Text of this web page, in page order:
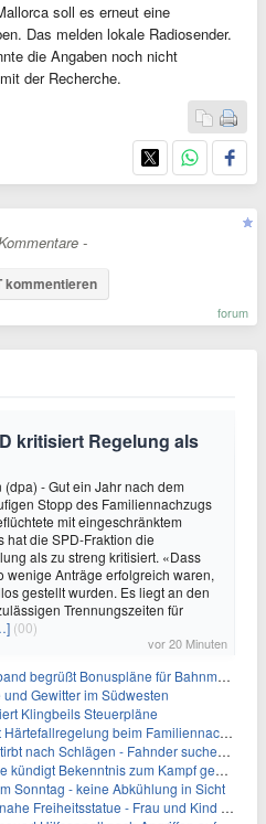
soll es erneut eine
Das melden lokale Radiosender.
die Angaben noch nicht
der Recherche.
-
kommentieren
forum
kritisiert Regelung als
(dpa) - Gut ein Jahr nach dem
Stopp des Familiennachzugs
mit eingeschränktem
hat die SPD-Fraktion die
als zu streng kritisiert. «Dass
wenige Anträge erfolgreich waren,
gestellt wurden. Es liegt an den
Trennungszeiten für
(00)
vor 20 Minuten
begrüßt Bonuspläne für Bahnmanager
Gewitter im Südwesten
Klingbeils Steuerpläne
beim Familiennachzug als zu streng
nach Schlägen - Fahnder suchen Autofahrer
Bekenntnis zum Kampf gegen Antisemitismus an
Sonntag - keine Abkühlung in Sicht
Freiheitsstatue - Frau und Kind sterben